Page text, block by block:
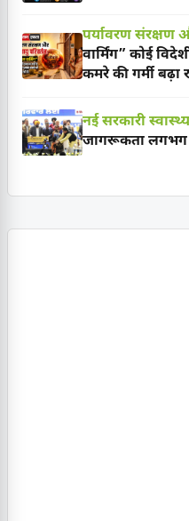
पर्यावरण संरक्षण
वार्मिंग” कोई
कमरे की गर्मी बढ़ा
नई सरकारी
जागरूकता लगभग